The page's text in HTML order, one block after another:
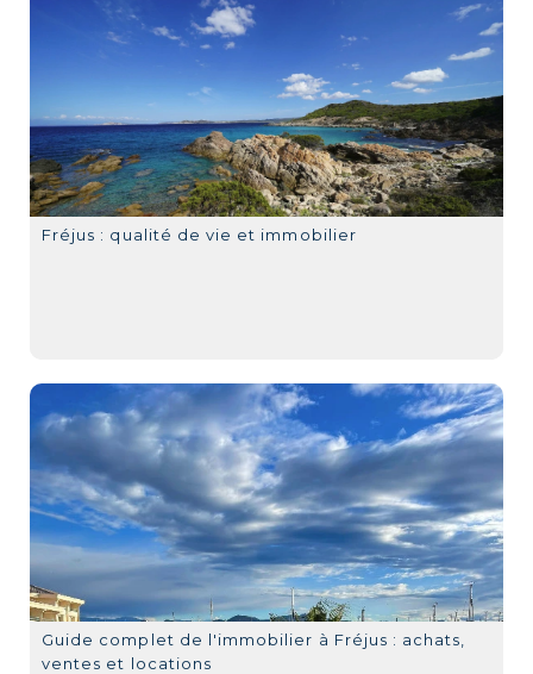
Fréjus : qualité de vie et immobilier
Guide complet de l'immobilier à Fréjus : achats,
ventes et locations